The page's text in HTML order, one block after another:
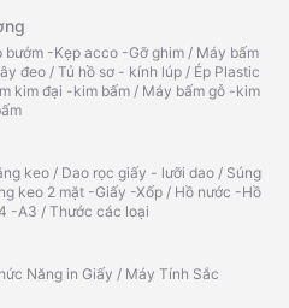
bướm -Kẹp acco -Gỡ ghim / Máy bấm
đeo / Tủ hồ sơ - kính lúp / Ép Plastic
kim đại -kim bấm / Máy bấm gỗ -kim
keo / Dao rọc giấy - lưỡi dao / Súng
keo 2 mặt -Giấy -Xốp / Hồ nước -Hồ
-A3 / Thước các loại
Năng in Giấy / Máy Tính Sắc